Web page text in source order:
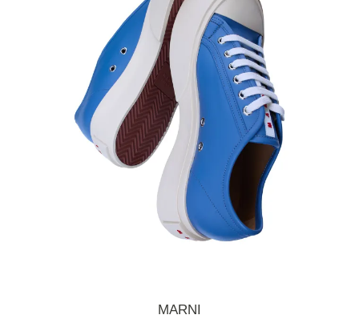
MARNI